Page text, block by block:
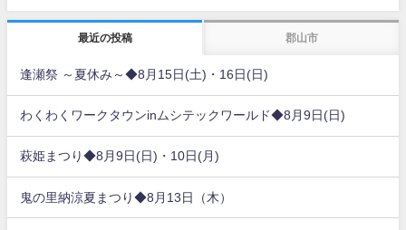
最近の投稿 郡山市
逢瀬祭 ～夏休み～◆8月15日(土)・16日(日)
わくわくワークタウンinムシテックワールド◆8月9日(日)
萩姫まつり◆8月9日(日)・10日(月)
鬼の里納涼夏まつり◆8月13日（木）